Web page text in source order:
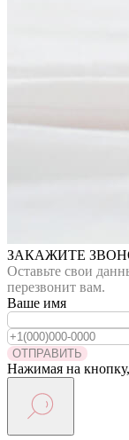
ЗАКАЖИТЕ
Оставьте свои
перезвонит вам.
Ваше имя
ОТПРАВИТЬ
Нажимая на